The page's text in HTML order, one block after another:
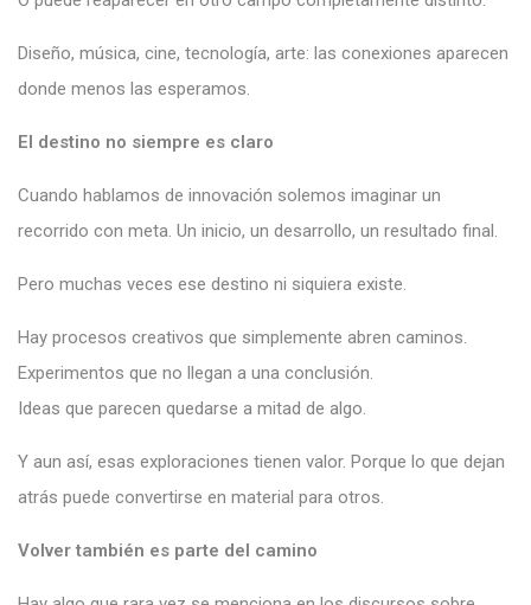
Diseño, música, cine, tecnología, arte: las conexiones aparecen
donde menos las esperamos.
El destino no siempre es claro
Cuando hablamos de innovación solemos imaginar un
recorrido con meta. Un inicio, un desarrollo, un resultado final.
Pero muchas veces ese destino ni siquiera existe.
Hay procesos creativos que simplemente abren caminos.
Experimentos que no llegan a una conclusión.
Ideas que parecen quedarse a mitad de algo.
Y aun así, esas exploraciones tienen valor. Porque lo que dejan
atrás puede convertirse en material para otros.
Volver también es parte del camino